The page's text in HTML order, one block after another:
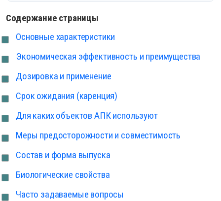
Содержание страницы
Основные характеристики
Экономическая эффективность и преимущества
Дозировка и применение
Срок ожидания (каренция)
Для каких объектов АПК используют
Меры предосторожности и совместимость
Состав и форма выпуска
Биологические свойства
Часто задаваемые вопросы